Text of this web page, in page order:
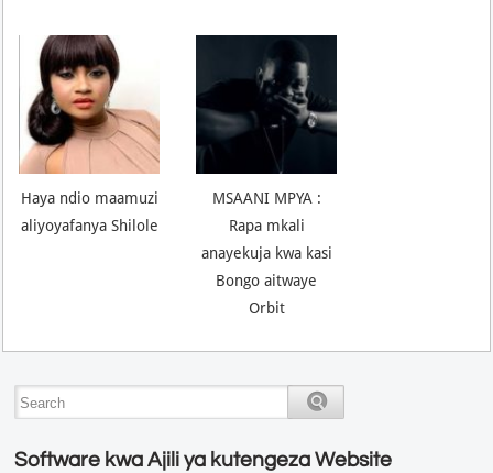
Haya ndio maamuzi
aliyoyafanya Shilole
MSAANI MPYA :
Rapa mkali
anayekuja kwa kasi
Bongo aitwaye
Orbit
Software kwa Ajili ya kutengeza Website